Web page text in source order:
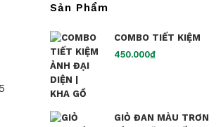
Sản Phẩm
COMBO TIẾT KIỆM
450.000₫
GIỎ ĐAN MÀU TRƠN